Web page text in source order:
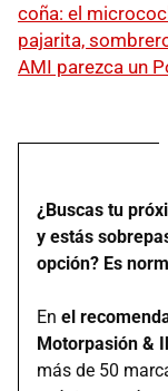
coña: el
pajarita,
AMI parezca un
¿Buscas tu
y estás
opción? Es
En el
Motorpasión &
más de 50